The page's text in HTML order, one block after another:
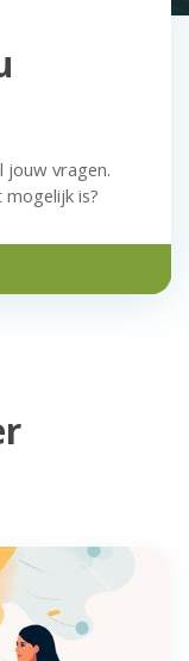
jouw vragen.
mogelijk is?